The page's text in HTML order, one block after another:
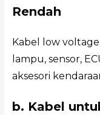
Rendah
Kabel low
lampu, sensor,
aksesori
b. Kabel